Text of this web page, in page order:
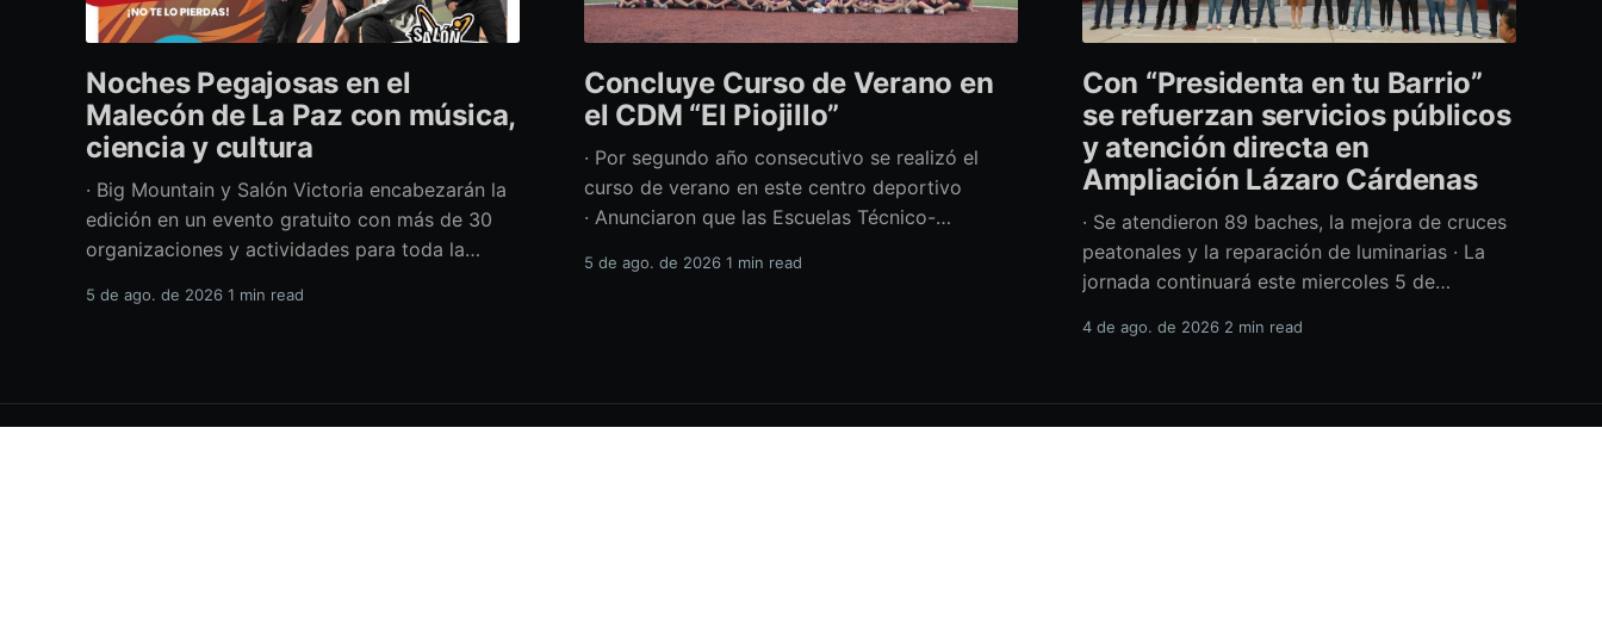
Noches Pegajosas en el
Malecón de La Paz con música,
ciencia y cultura
· Big Mountain y Salón Victoria encabezarán la
edición en un evento gratuito con más de 30
organizaciones y actividades para toda la
en vivo, divulgación científica y actividades
5 de ago. de 2026 1 min read
Concluye Curso de Verano en
el CDM “El Piojillo”
· Por segundo año consecutivo se realizó el
curso de verano en este centro deportivo
· Anunciaron que las Escuelas Técnico-
actividades el próximo 24 de agosto Con una
5 de ago. de 2026 1 min read
Con “Presidenta en tu Barrio”
se refuerzan servicios públicos
y atención directa en
Ampliación Lázaro Cárdenas
· Se atendieron 89 baches, la mejora de cruces
peatonales y la reparación de luminarias · La
jornada continuará este miercoles 5 de
ante la temporada de lluvias Con el retiro de
además de la atención de casi 450
4 de ago. de 2026 2 min read